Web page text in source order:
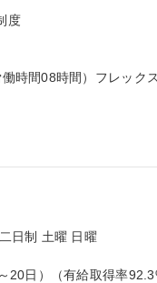
度
働時間08時間）フレック
日制 土曜 日曜
20日）（有給取得率